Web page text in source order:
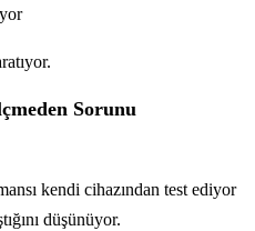
Sorunu
kendi cihazından test ediyor
düşünüyor.